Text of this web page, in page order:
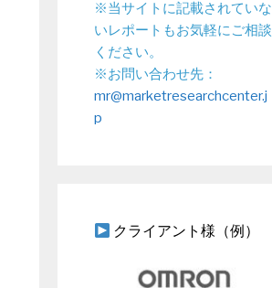
※当サイトに記載されていな
いレポートもお気軽にご相談
ください。
※お問い合わせ先：
mr@marketresearchcenter.j
p
クライアント様（例）